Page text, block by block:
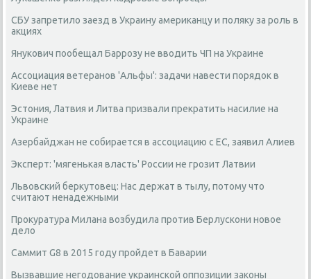
СБУ запретило заезд в Украину американцу и поляку за роль в
акциях
Янукович пообещал Баррозу не вводить ЧП на Украине
Ассоциация ветеранов 'Альфы': задачи навести порядок в
Киеве нет
Эстония, Латвия и Литва призвали прекратить насилие на
Украине
Азербайджан не собирается в ассоциацию с ЕС, заявил Алиев
Эксперт: 'мягенькая власть' России не грозит Латвии
Львовский беркутовец: Нас держат в тылу, потому что
считают ненадежными
Прокуратура Милана возбудила против Берлускони новое
дело
Саммит G8 в 2015 году пройдет в Баварии
Вызвавшие негодование украинской оппозиции законы